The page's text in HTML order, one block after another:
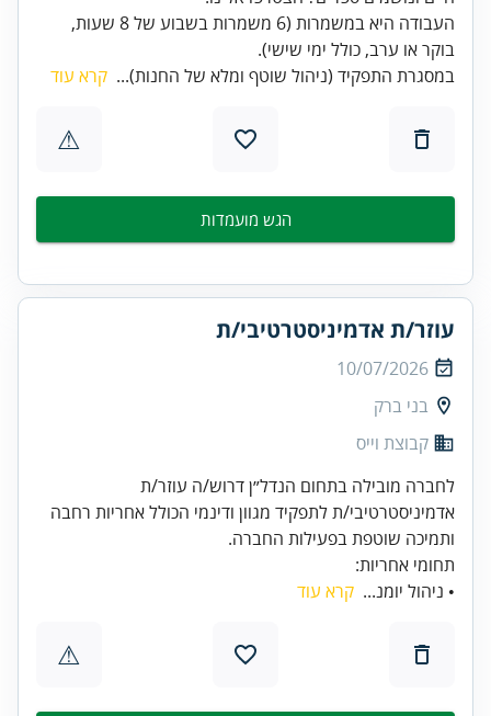
העבודה היא במשמרות (6 משמרות בשבוע של 8 שעות,
בוקר או ערב, כולל ימי שישי).
במסגרת התפקיד (ניהול שוטף ומלא של החנות)... קרא עוד
⚠
הגש מועמדות
עוזר/ת אדמיניסטרטיבי/ת
10/07/2026
בני ברק
קבוצת וייס
לחברה מובילה בתחום הנדל״ן דרוש/ה עוזר/ת
אדמיניסטרטיבי/ת לתפקיד מגוון ודינמי הכולל אחריות רחבה
ותמיכה שוטפת בפעילות החברה.
תחומי אחריות:
• ניהול יומנ... קרא עוד
⚠